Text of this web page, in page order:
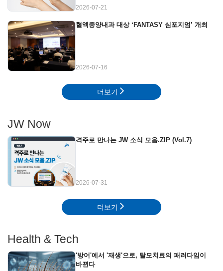
2026-07-21
혈액종양내과 대상 ‘FANTASY 심포지엄’ 개최
2026-07-16
더보기
JW Now
격주로 만나는 JW 소식 모음.ZIP (Vol.7)
2026-07-31
더보기
Health & Tech
'방어'에서 '재생'으로, 탈모치료의 패러다임이
바뀐다